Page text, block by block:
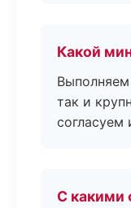
Какой
так и
согласуем
С